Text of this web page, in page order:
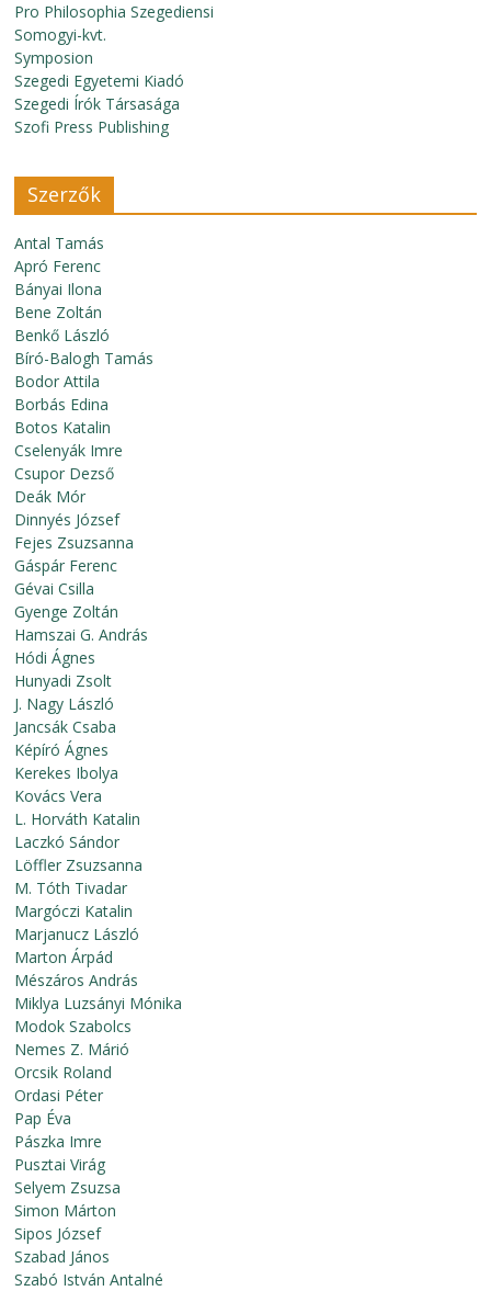
Pro Philosophia Szegediensi
Somogyi-kvt.
Symposion
Szegedi Egyetemi Kiadó
Szegedi Írók Társasága
Szofi Press Publishing
Szerzők
Antal Tamás
Apró Ferenc
Bányai Ilona
Bene Zoltán
Benkő László
Bíró-Balogh Tamás
Bodor Attila
Borbás Edina
Botos Katalin
Cselenyák Imre
Csupor Dezső
Deák Mór
Dinnyés József
Fejes Zsuzsanna
Gáspár Ferenc
Gévai Csilla
Gyenge Zoltán
Hamszai G. András
Hódi Ágnes
Hunyadi Zsolt
J. Nagy László
Jancsák Csaba
Képíró Ágnes
Kerekes Ibolya
Kovács Vera
L. Horváth Katalin
Laczkó Sándor
Löffler Zsuzsanna
M. Tóth Tivadar
Margóczi Katalin
Marjanucz László
Marton Árpád
Mészáros András
Miklya Luzsányi Mónika
Modok Szabolcs
Nemes Z. Márió
Orcsik Roland
Ordasi Péter
Pap Éva
Pászka Imre
Pusztai Virág
Selyem Zsuzsa
Simon Márton
Sipos József
Szabad János
Szabó István Antalné